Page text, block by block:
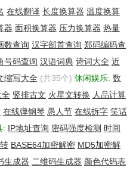
在线翻译 长度换算器 温度换算
器 面积换算器 压力换算器 热量
数查询 汉字部首查询 郑码编码查
号码查询 汉语词典 诗词大全 近
缩写大全 (共35个) 休闲娱乐: 数
全 竖排古文 火星文转换 人品计算
在线弹钢琴 愚人节 在线拆字 笑话
: IP地址查询 密码强度检测 时间
BASE64加密解密 MD5加密解
生成器 二维码生成器 颜色代码表